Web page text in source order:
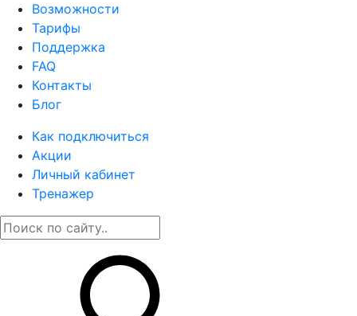
Возможности
Тарифы
Поддержка
FAQ
Контакты
Блог
Как подключиться
Акции
Личный кабинет
Тренажер